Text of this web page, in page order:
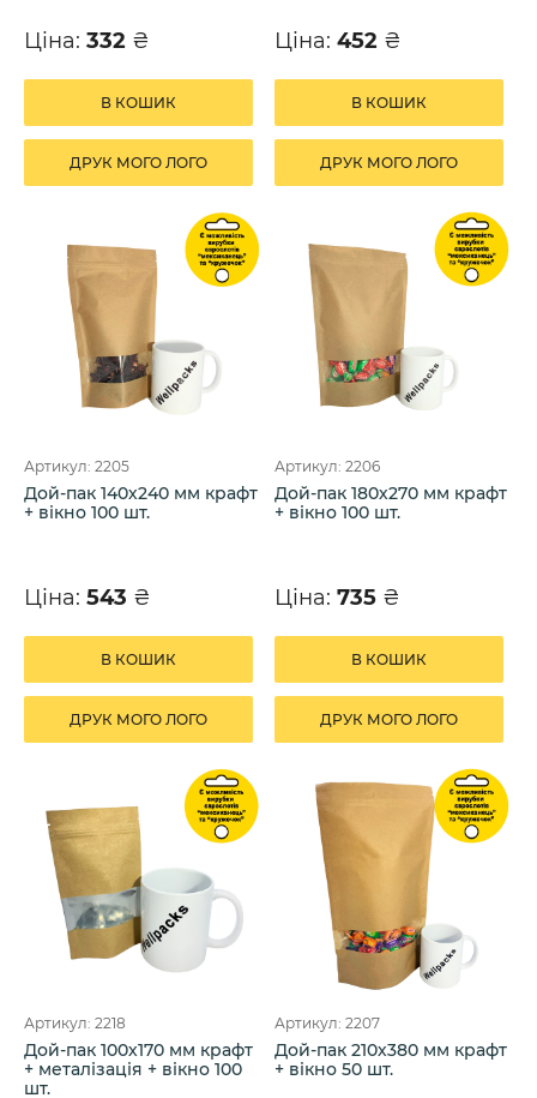
Ціна: 332 ₴
В КОШИК
ДРУК МОГО ЛОГО
Ціна: 452 ₴
В КОШИК
ДРУК МОГО ЛОГО
Артикул: 2205
Дой-пак 140х240 мм крафт
+ вікно 100 шт.
Ціна: 543 ₴
В КОШИК
ДРУК МОГО ЛОГО
Артикул: 2206
Дой-пак 180х270 мм крафт
+ вікно 100 шт.
Ціна: 735 ₴
В КОШИК
ДРУК МОГО ЛОГО
Артикул: 2218
Дой-пак 100х170 мм крафт
+ металізація + вікно 100
шт.
Артикул: 2207
Дой-пак 210х380 мм крафт
+ вікно 50 шт.